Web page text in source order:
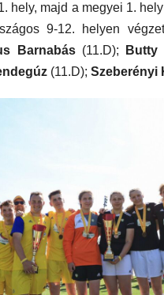
hely, majd a megyei 1.
9-12. helyen
Barnabás(11.D); Butty
(11.D); Szeberényi